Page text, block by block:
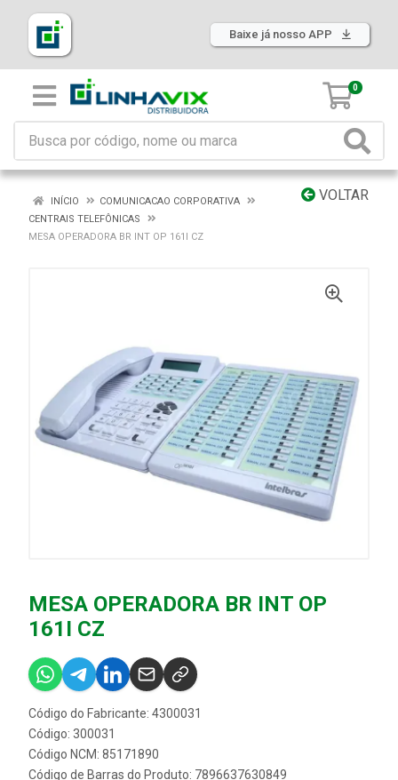
Baixe já nosso APP
0
VOLTAR
INÍCIO
COMUNICACAO CORPORATIVA
CENTRAIS TELEFÔNICAS
MESA OPERADORA BR INT OP 161I CZ
MESA OPERADORA BR INT OP
161I CZ
Código do Fabricante: 4300031
Código: 300031
Código NCM: 85171890
Código de Barras do Produto: 7896637630849